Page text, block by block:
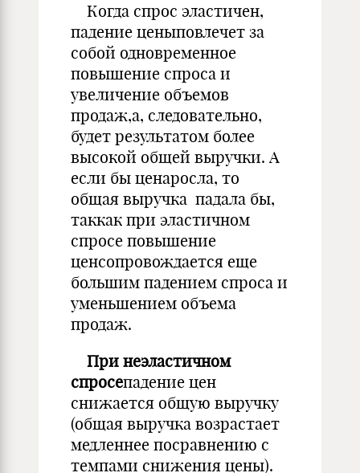
Когда спрос эластичен,
падение ценыповлечет за
собой одновременное
повышение спроса и
увеличение объемов
продаж,а, следовательно,
будет результатом более
высокой общей выручки. А
если бы ценаросла, то
общая выручка падала бы,
таккак при эластичном
спросе повышение
ценсопровождается еще
большим падением спроса и
уменьшением объема
продаж.
При неэластичном
спросепадение цен
снижается общую выручку
(общая выручка возрастает
медленнее посравнению с
темпами снижения цены).